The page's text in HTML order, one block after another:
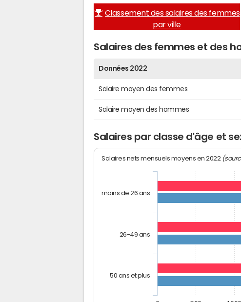
Classement des salaires des femmes
par ville
Salaires des femmes et des
Données 2022
Salaire moyen des femmes
Salaire moyen des hommes
Salaires par classe d'âge et
Salaires nets mensuels moyens en 2022
moins de 26 ans
26-49 ans
50 ans et plus